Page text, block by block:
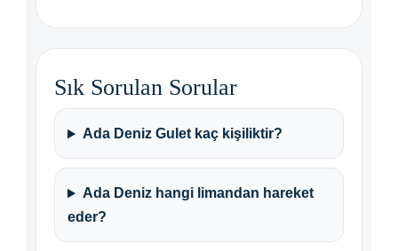
Sık Sorulan Sorular
Ada Deniz Gulet kaç kişiliktir?
Ada Deniz hangi limandan hareket
eder?